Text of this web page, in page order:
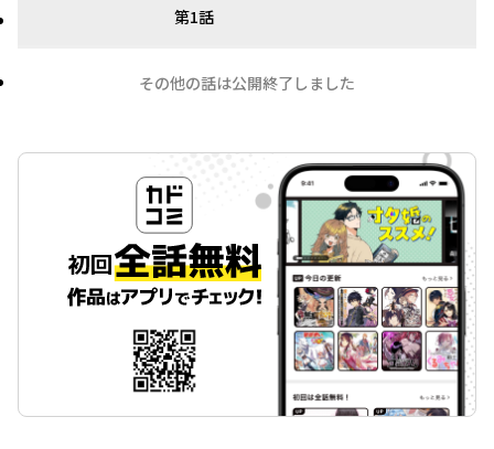
第1話
その他の話は公開終了しました